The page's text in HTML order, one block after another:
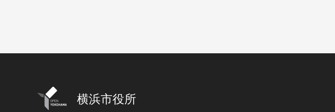
横浜市役所